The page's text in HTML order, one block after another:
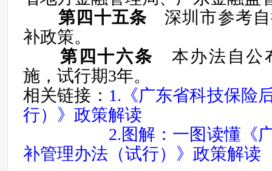
第四十五条 深圳市参考自
补政策。
第四十六条 本办法自公
施，试行期3年。
相关链接： 1.《广东省科技保险
行）》政策解读
2.图解：一图读懂《
补管理办法（试行）》政策解读